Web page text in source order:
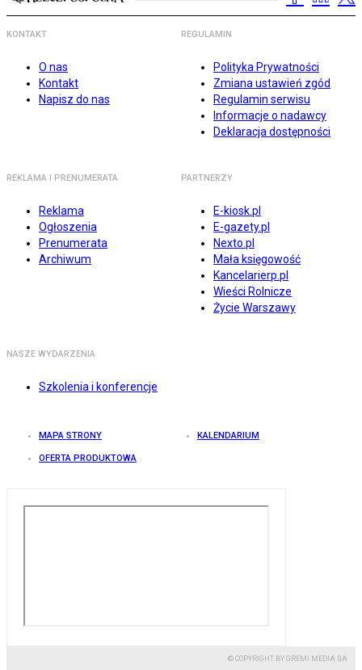
KONTAKT
O nas
Kontakt
Napisz do nas
REGULAMIN
Polityka Prywatności
Zmiana ustawień zgód
Regulamin serwisu
Informacje o nadawcy
Deklaracja dostępności
REKLAMA I PRENUMERATA
Reklama
Ogłoszenia
Prenumerata
Archiwum
PARTNERZY
E-kiosk.pl
E-gazety.pl
Nexto.pl
Mała księgowość
Kancelarierp.pl
Wieści Rolnicze
Życie Warszawy
NASZE WYDARZENIA
Szkolenia i konferencje
MAPA STRONY KALENDARIUM
OFERTA PRODUKTOWA
© COPYRIGHT BY GREMI MEDIA SA